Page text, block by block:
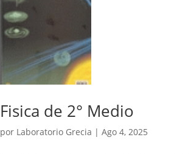
Fisica de 2° Medio
por Laboratorio Grecia |Ago 4, 2025